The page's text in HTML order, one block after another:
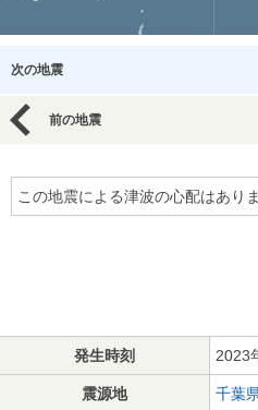
次の地震
前の地震
この地震による津波の心配はありま
発生時刻 2023
震源地 千葉